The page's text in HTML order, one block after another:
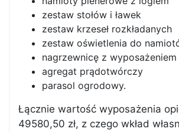
zestaw stołów i ławek
zestaw krzeseł rozkładanych
zestaw oświetlenia do
nagrzewnicę z wyposażeniem
agregat prądotwórczy
parasol ogrodowy.
Łącznie wartość wyposażenia
49580,50 zł, z czego wkład